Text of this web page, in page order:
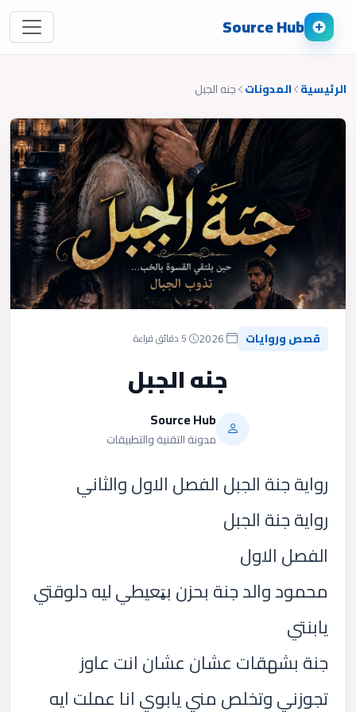
Source Hub
الرئيسية المدونات جنه الجبل
قصص وروايات
جنه الجبل
Source Hub
مدونة التقنية والتطبيقات
رواية جنة الجبل الفصل الاول والثاني
رواية جنة الجبل
الفصل الاول
محمود والد جنة بحزن بټعيطي ليه دلوقتي
يابنتي
جنة بشهقات عشان عشان انت عاوز
تجوزني وتخلص مني يابوي انا عملت ايه